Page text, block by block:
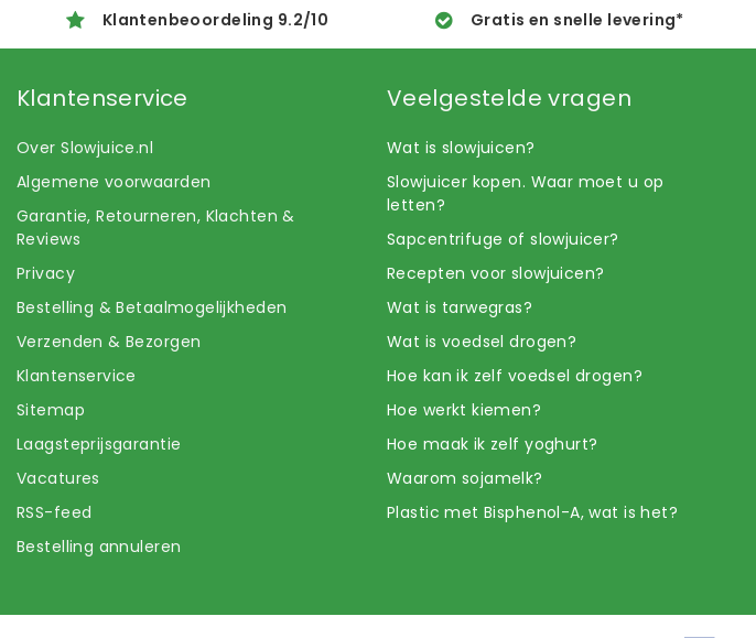
Klantenbeoordeling 9.2/10 Gratis en snelle levering*
Klantenservice
Over Slowjuice.nl
Algemene voorwaarden
Garantie, Retourneren, Klachten &
Reviews
Privacy
Bestelling & Betaalmogelijkheden
Verzenden & Bezorgen
Klantenservice
Sitemap
Laagsteprijsgarantie
Vacatures
RSS-feed
Bestelling annuleren
Veelgestelde vragen
Wat is slowjuicen?
Slowjuicer kopen. Waar moet u op
letten?
Sapcentrifuge of slowjuicer?
Recepten voor slowjuicen?
Wat is tarwegras?
Wat is voedsel drogen?
Hoe kan ik zelf voedsel drogen?
Hoe werkt kiemen?
Hoe maak ik zelf yoghurt?
Waarom sojamelk?
Plastic met Bisphenol-A, wat is het?